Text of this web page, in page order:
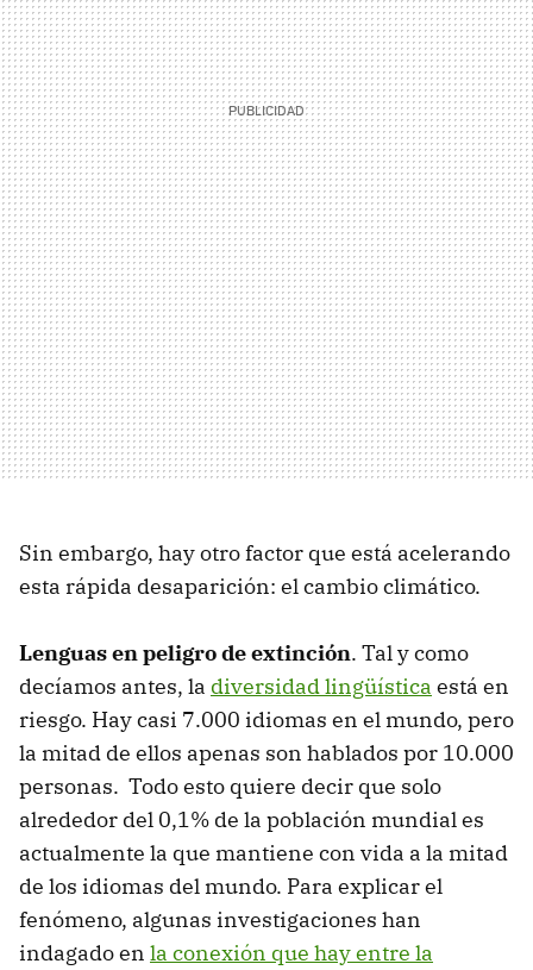
Sin embargo, hay otro factor que está acelerando
esta rápida desaparición: el cambio climático.
Lenguas en peligro de extinción. Tal y como
decíamos antes, la diversidad lingüística está en
riesgo. Hay casi 7.000 idiomas en el mundo, pero
la mitad de ellos apenas son hablados por 10.000
personas. Todo esto quiere decir que solo
alrededor del 0,1% de la población mundial es
actualmente la que mantiene con vida a la mitad
de los idiomas del mundo. Para explicar el
fenómeno, algunas investigaciones han
indagado en la conexión que hay entre la